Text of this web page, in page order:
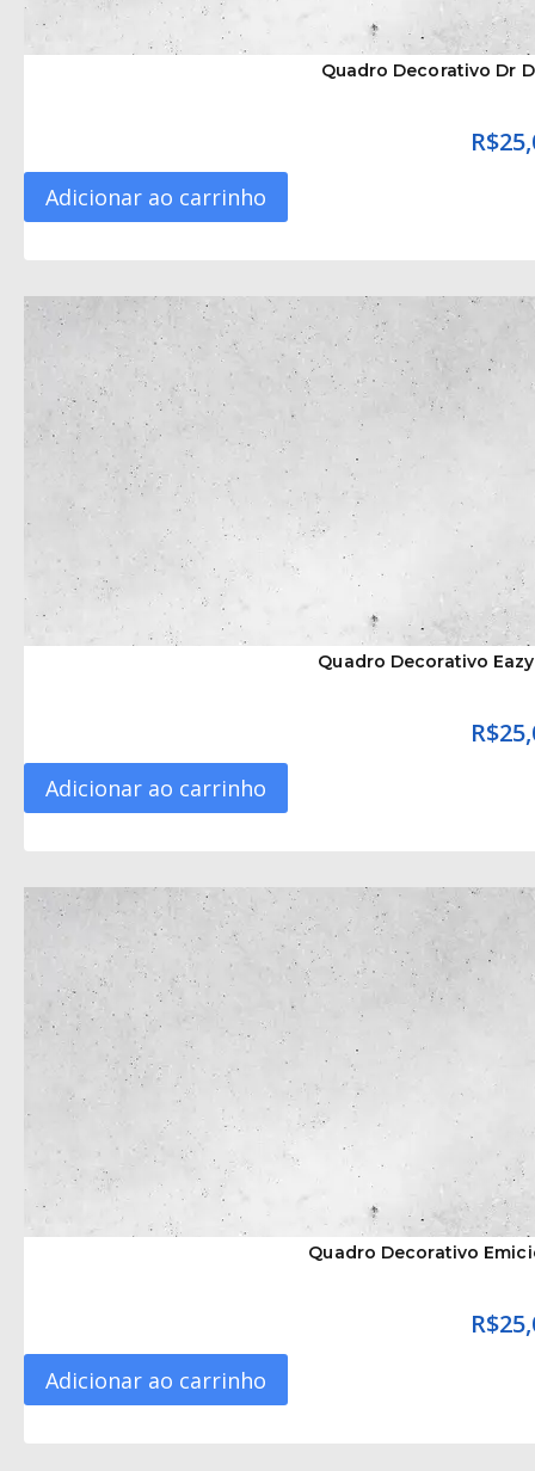
Quadro Decorativo Dr
R$
Adicionar ao carrinho
Quadro Decorativo
R$
Adicionar ao carrinho
Quadro Decorativo
R$
Adicionar ao carrinho